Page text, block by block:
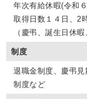
年次有給休暇(令和
取得日数１４日、2
（慶弔、誕生日休
制度
退職金制度、慶弔
制度など